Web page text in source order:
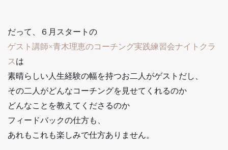
だって、６月スタートの
ゲスト講師×青木理恵のコーチング実践練習会ナイトクラ
ス は
素晴らしい人生経験の幅を持つお二人がゲストだし、
その二人がどんなコーチングを見せてくれるのか
どんなことを教えてくださるのか
フィードバックの仕方も、
あれもこれも楽しみで仕方ありません。